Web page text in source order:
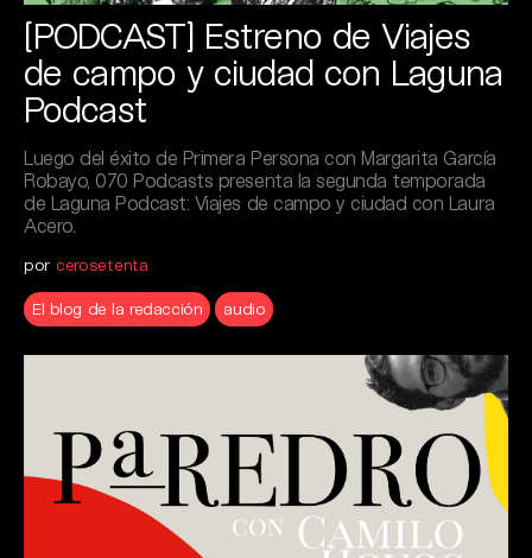
[PODCAST] Estreno de Viajes
de campo y ciudad con Laguna
Podcast
Luego del éxito de Primera Persona con Margarita García
Robayo, 070 Podcasts presenta la segunda temporada
de Laguna Podcast: Viajes de campo y ciudad con Laura
Acero.
por cerosetenta
El blog de la redacción audio